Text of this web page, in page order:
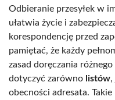
Odbieranie przesyłek w
ułatwia życie i
korespondencję przed
pamiętać, że każdy
zasad doręczania
dotyczyć zarówno listów,
obecności adresata.